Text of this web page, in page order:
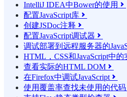
IntelliJ IDEA中Bower的使用 
配置JavaScript库 
创建JSDoc注释 
配置JavaScript调试器 
调试部署到远程服务器的
HTML，CSS和JavaScript中
查看实际的HTML DOM 
在Firefox中调试JavaScript 
使用覆盖率查找未使用的代码